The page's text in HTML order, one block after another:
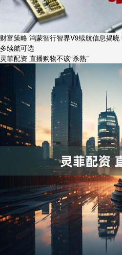
财富策略 鸿蒙智行智界V9续航信息揭
多续航可选
灵菲配资 直播购物不该“杀熟”